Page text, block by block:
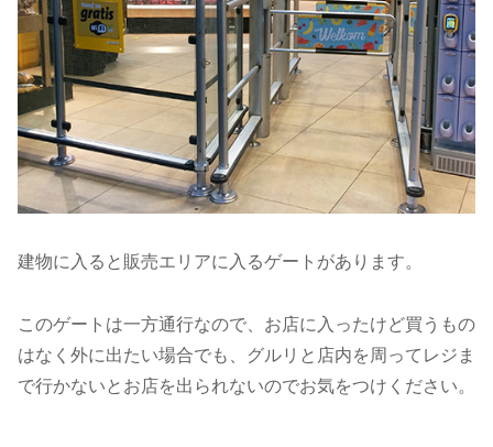
建物に入ると販売エリアに入るゲートがあります。
このゲートは一方通行なので、お店に入ったけど買うもの
はなく外に出たい場合でも、グルリと店内を周ってレジま
で行かないとお店を出られないのでお気をつけください。